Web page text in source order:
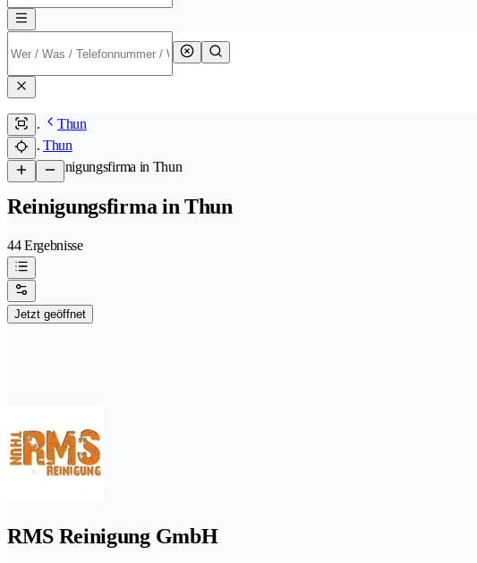
Thun
Thun
/Reinigungsfirma in Thun
Reinigungsfirma in Thun
44 Ergebnisse
Jetzt geöffnet
RMS Reinigung GmbH